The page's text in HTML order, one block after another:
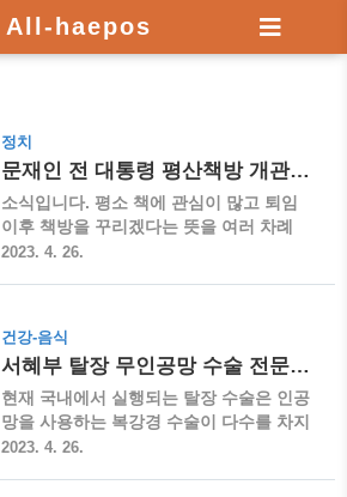
All-haepos
정치
문재인 전 대통령 평산책방 개관, 책방지기로 활동
소식입니다. 평소 책에 관심이 많고 퇴임
이후 책방을 꾸리겠다는 뜻을 여러 차례
밝히셨다고 하는데, 2023년 4월 25일 드
문재인 전 대통령은 2023년 4월 25일 퇴
임 1주년을 앞두고 평소 관심이 많았던 책
방을 사저 근방에 개관하고 4월 26일 오전
10시부터 영업을 시작했다고 합니다. 평산
책방의 운영시간은 오전 10시부터 오후 6
2023. 4. 26.
건강-음식
서혜부 탈장 무인공망 수술 전문 병원
현재 국내에서 실행되는 탈장 수술은 인공
망을 사용하는 복강경 수술이 다수를 차지
하고 있습니다. 하지만 환자의 입장에서
2023. 4. 26.